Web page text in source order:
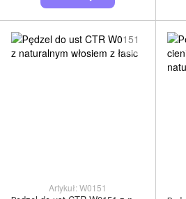
Artykuł: W0151